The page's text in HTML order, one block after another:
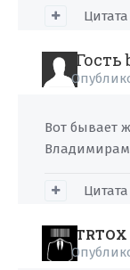
Цитата
Гость
Вот бывает
Цитата
TRTOX